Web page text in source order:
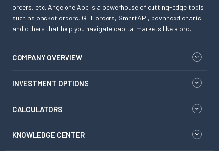
orders, etc. Angelone App is a powerhouse of cutting-edge tools
such as basket orders, GTT orders, SmartAPI, advanced charts
and others that help you navigate capital markets like a pro.
COMPANY OVERVIEW
INVESTMENT OPTIONS
CALCULATORS
KNOWLEDGE CENTER